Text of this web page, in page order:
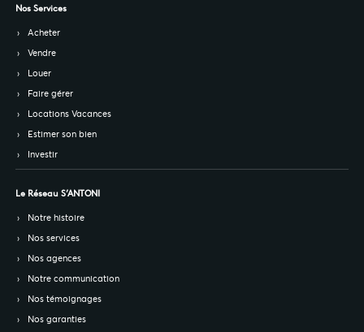
Nos Services
Acheter
Vendre
Louer
Faire gérer
Locations Vacances
Estimer son bien
Investir
Le Réseau S’ANTONI
Notre histoire
Nos services
Nos agences
Notre communication
Nos témoignages
Nos garanties